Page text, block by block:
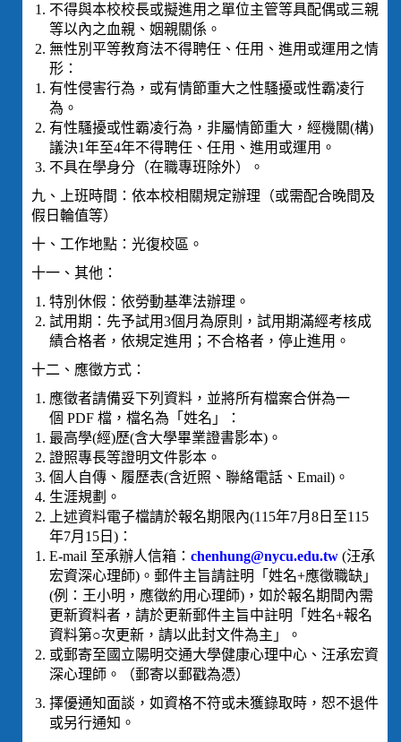
不得與本校校長或擬進用之單位主管等具配偶或三親
等以內之血親、姻親關係。
無性別平等教育法不得聘任、任用、進用或運用之情
形：
有性侵害行為，或有情節重大之性騷擾或性霸凌行
為。
有性騷擾或性霸凌行為，非屬情節重大，經機關(構)
議決1年至4年不得聘任、任用、進用或運用。
不具在學身分（在職專班除外）。
九、上班時間：依本校相關規定辦理（或需配合晚間及
假日輪值等）
十、工作地點：光復校區。
十一、其他：
特別休假：依勞動基準法辦理。
試用期：先予試用3個月為原則，試用期滿經考核成
績合格者，依規定進用；不合格者，停止進用。
十二、應徵方式：
應徵者請備妥下列資料，並將所有檔案合併為一
個 PDF 檔，檔名為「姓名」：
最高學(經)歷(含大學畢業證書影本)。
證照專長等證明文件影本。
個人自傳、履歷表(含近照、聯絡電話、Email)。
生涯規劃。
上述資料電子檔請於報名期限內(115年7月8日至115
年7月15日)：
E-mail 至承辦人信箱： chenhung@nycu.edu.tw (汪承
宏資深心理師)。郵件主旨請註明「姓名+應徵職缺」
(例：王小明，應徵約用心理師)，如於報名期間內需
更新資料者，請於更新郵件主旨中註明「姓名+報名
資料第○次更新，請以此封文件為主」。
或郵寄至國立陽明交通大學健康心理中心、汪承宏資
深心理師。（郵寄以郵戳為憑）
擇優通知面談，如資格不符或未獲錄取時，恕不退件
或另行通知。